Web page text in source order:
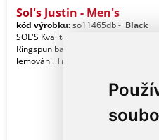
Sol's Justin - Men's
kód výrobku:so11465dbl-l Black
SOL'S Kvalita. 100% částečně česaná
Ringspun bavlna. Styl. Žebrované
lemování. Trubkový střih.